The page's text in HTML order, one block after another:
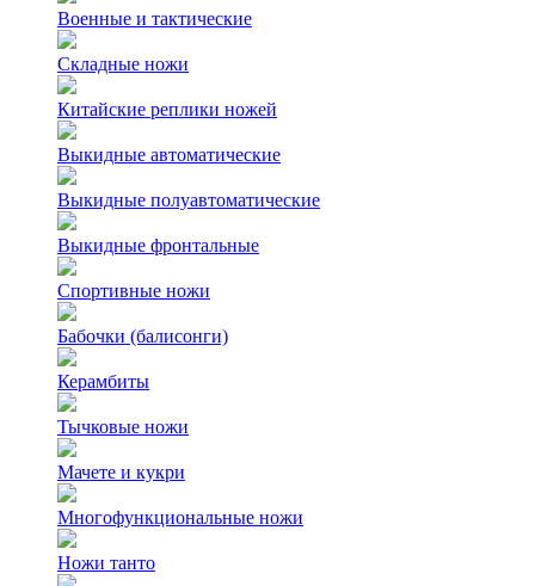
Военные и тактические
Складные ножи
Китайские реплики ножей
Выкидные автоматические
Выкидные полуавтоматические
Выкидные фронтальные
Спортивные ножи
Бабочки (балисонги)
Керамбиты
Тычковые ножи
Мачете и кукри
Многофункциональные ножи
Ножи танто